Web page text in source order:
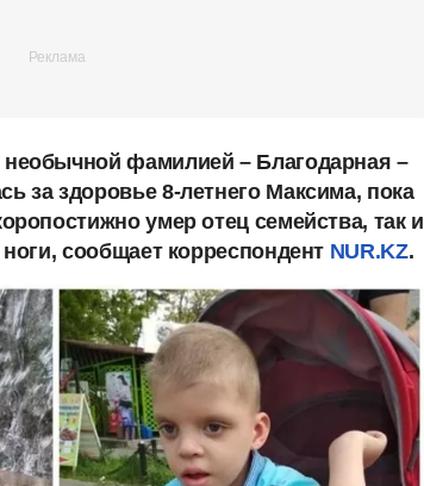
фамилией – Благодарная –
за здоровье 8-летнего Максима, пока
умер отец семейства, так и
сообщает корреспондент NUR.KZ.